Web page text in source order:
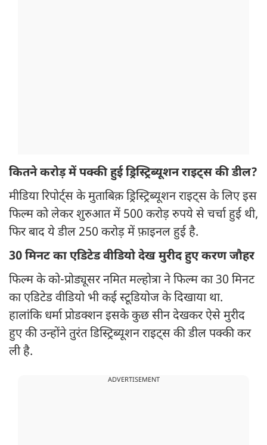
कितने करोड़ में पक्की हुई ड्रिस्ट्रिब्यूशन राइट्स की डील?
मीडिया रिपोर्ट्स के मुताबिक़ ड्रिस्ट्रिब्यूशन राइट्स के लिए इस
फिल्म को लेकर शुरुआत में 500 करोड़ रुपये से चर्चा हुई थी,
फिर बाद ये डील 250 करोड़ में फ़ाइनल हुई है.
30 मिनट का एडिटेड वीडियो देख मुरीद हुए करण जौहर
फिल्म के को-प्रोड्यूसर नमित मल्होत्रा ने फिल्म का 30 मिनट
का एडिटेड वीडियो भी कई स्टूडियोज के दिखाया था.
हालांकि धर्मा प्रोडक्शन इसके कुछ सीन देखकर ऐसे मुरीद
हुए की उन्होंने तुरंत डिस्ट्रिब्यूशन राइट्स की डील पक्की कर
ली है.
ADVERTISEMENT